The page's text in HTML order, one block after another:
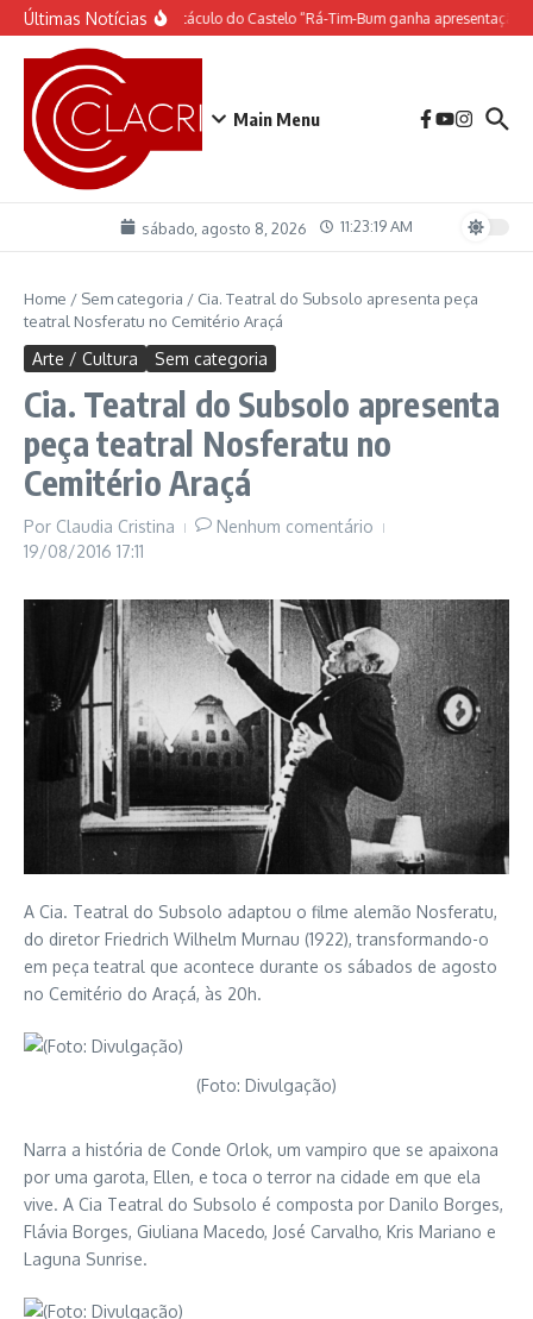
Ir para o conteúdo
Últimas NotíciasO espetáculo do Castelo “Rá-Tim-Bum ganha apresentação
Main Menu
sábado, agosto 8, 2026 11:23:19 AM
Home / Sem categoria / Cia. Teatral do Subsolo apresenta peça
teatral Nosferatu no Cemitério Araçá
Arte / Cultura Sem categoria
Cia. Teatral do Subsolo apresenta
peça teatral Nosferatu no
Cemitério Araçá
Por Claudia Cristina
Nenhum comentário
19/08/2016 17:11
A Cia. Teatral do Subsolo adaptou o filme alemão Nosferatu,
do diretor Friedrich Wilhelm Murnau (1922), transformando-o
em peça teatral que acontece durante os sábados de agosto
no Cemitério do Araçá, às 20h.
(Foto: Divulgação)
Narra a história de Conde Orlok, um vampiro que se apaixona
por uma garota, Ellen, e toca o terror na cidade em que ela
vive. A Cia Teatral do Subsolo é composta por Danilo Borges,
Flávia Borges, Giuliana Macedo, José Carvalho, Kris Mariano e
Laguna Sunrise.